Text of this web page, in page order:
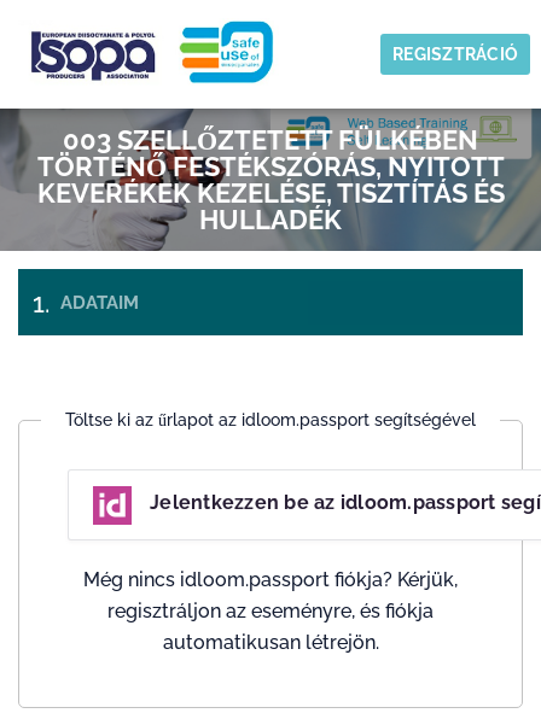
REGISZTRÁCIÓ
ISOPA-AISBL
003 SZELLŐZTETETT FÜLKÉBEN
TÖRTÉNŐ FESTÉKSZÓRÁS, NYITOTT
KEVERÉKEK KEZELÉSE, TISZTÍTÁS ÉS
HULLADÉK
ADATAIM
Töltse ki az űrlapot az idloom.passport segítségével
Jelentkezzen be az idloom.passport
Még nincs idloom.passport fiókja? Kérjük,
regisztráljon az eseményre, és fiókja
automatikusan létrejön.